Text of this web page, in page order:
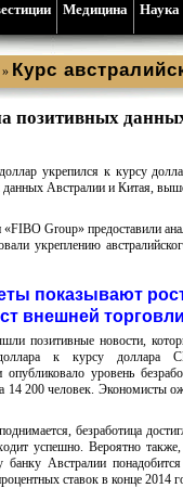
Медицина Наука
» Курс
позитивных
укрепился к курсу
Австралии и Китая,
Group» предоставили
укреплению
показывают
внешней
позитивные новости,
доллара к курсу
опубликовало уровень
14 200 человек. Экономисты
безработица
успешно. Вероятно также,
банку Австралии
ставок в конце 2014